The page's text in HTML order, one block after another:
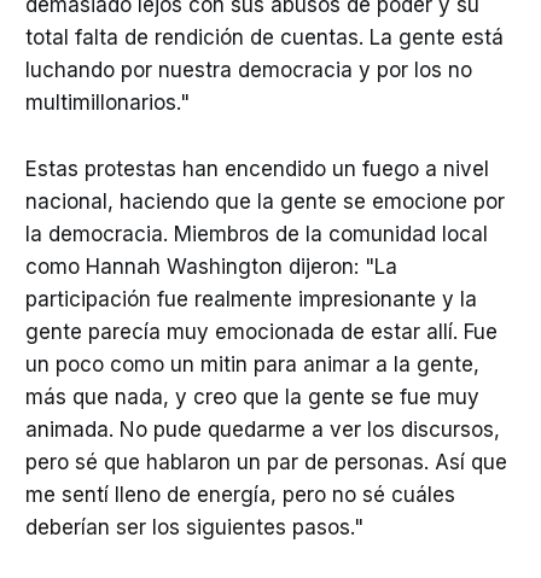
demasiado lejos con sus abusos de poder y su
total falta de rendición de cuentas. La gente está
luchando por nuestra democracia y por los no
multimillonarios."
Estas protestas han encendido un fuego a nivel
nacional, haciendo que la gente se emocione por
la democracia. Miembros de la comunidad local
como Hannah Washington dijeron: "La
participación fue realmente impresionante y la
gente parecía muy emocionada de estar allí. Fue
un poco como un mitin para animar a la gente,
más que nada, y creo que la gente se fue muy
animada. No pude quedarme a ver los discursos,
pero sé que hablaron un par de personas. Así que
me sentí lleno de energía, pero no sé cuáles
deberían ser los siguientes pasos."